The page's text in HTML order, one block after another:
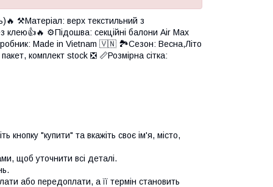
⚒️Матеріал: верх текстильний з
клею👍🔥 ⚙️Підошва: секційні балони Air Max
Made in Vietnam 🇻🇳 🏞Сезон: Весна,Літо
комплект stock ❎ 📏Розмірна сітка:
кнопку "купити" та вкажіть своє ім'я, місто,
щоб уточнити всі деталі.
або передоплати, а її термін становить